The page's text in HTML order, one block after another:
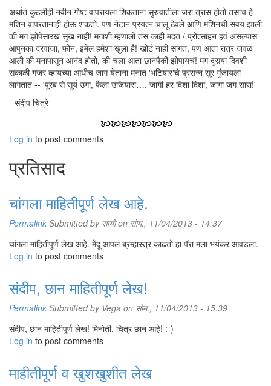
अर्थात कुठलीही नवीन गोष्ट वापरायला शिकताना सुरुवातीला जरा त्रास होतो तसाच हे
मशिन वापरतानाही होऊ शकतो. पण नेटानं प्रयत्न चालू ठेवले आणि मशिनची सवय झाली
की मग झोपेसारखं सुख नाही! मगाशी म्हणालो तसं काही मदत / प्रोत्साहन हवं असल्यास
आपुनका दरवाजा, फोन, इमेल हमेशा खुला है! खोटं नाही सांगत, पण आता रात्र जवळ
आली की मनापासून आनंद होतो, की चला आता छानपैकी झोपायचं! मग दुसर्‍या दिवशी
सकाळी गजर व्हायच्या आधीच जाग येताना मनात 'भटियार'चे प्रसन्न सूर गुंजायला
लागतात -- 'पूरब से सूर्य उगा, फैला उजियारा…. जागी हर दिशा दिशा, जागा जग सारा!'
- संदीप चित्रे
Log in to post comments
प्रतिसाद
चांगला माहितीपूर्ण लेख आहे.
Permalink Submitted by सायोon सोम., 11/04/2013 - 14:37
चांगला माहितीपूर्ण लेख आहे. मेंदू आपलं ब्रम्हास्त्र काढतो हा पॅरा मला भयंकर आवडला.
Log in to post comments
संदीप, छान माहितीपूर्ण लेख!
Permalink Submitted by Vega on सोम., 11/04/2013 - 15:39
संदीप, छान माहितीपूर्ण लेख! मिनोती, चित्र छान आहे! :-)
Log in to post comments
माहीतीपूर्ण व खुशखुशीत लेख